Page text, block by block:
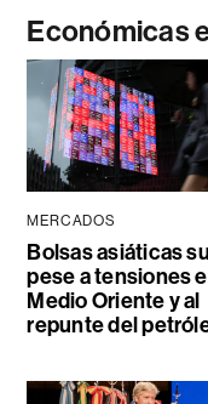
Económicas
MERCADOS
Bolsas asiáticas
pese a tensiones
Medio Oriente y al
repunte del